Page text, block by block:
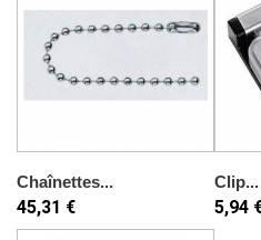
Chaînettes...
45,31 €
Clip...
5,94